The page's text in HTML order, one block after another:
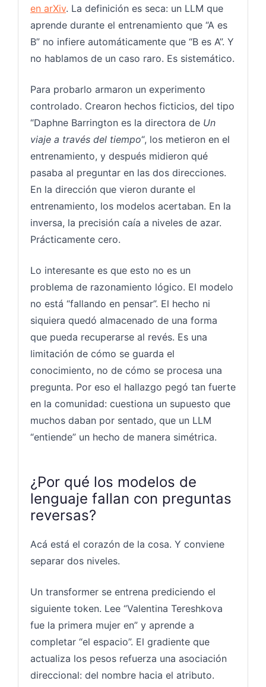
en arXiv. La definición es seca: un LLM que
aprende durante el entrenamiento que “A es
B” no infiere automáticamente que “B es A”. Y
no hablamos de un caso raro. Es sistemático.
Para probarlo armaron un experimento
controlado. Crearon hechos ficticios, del tipo
“Daphne Barrington es la directora de Un
viaje a través del tiempo“, los metieron en el
entrenamiento, y después midieron qué
pasaba al preguntar en las dos direcciones.
En la dirección que vieron durante el
entrenamiento, los modelos acertaban. En la
inversa, la precisión caía a niveles de azar.
Prácticamente cero.
Lo interesante es que esto no es un
problema de razonamiento lógico. El modelo
no está “fallando en pensar”. El hecho ni
siquiera quedó almacenado de una forma
que pueda recuperarse al revés. Es una
limitación de cómo se guarda el
conocimiento, no de cómo se procesa una
pregunta. Por eso el hallazgo pegó tan fuerte
en la comunidad: cuestiona un supuesto que
muchos daban por sentado, que un LLM
“entiende” un hecho de manera simétrica.
¿Por qué los modelos de
lenguaje fallan con preguntas
reversas?
Acá está el corazón de la cosa. Y conviene
separar dos niveles.
Un transformer se entrena prediciendo el
siguiente token. Lee “Valentina Tereshkova
fue la primera mujer en” y aprende a
completar “el espacio”. El gradiente que
actualiza los pesos refuerza una asociación
direccional: del nombre hacia el atributo.